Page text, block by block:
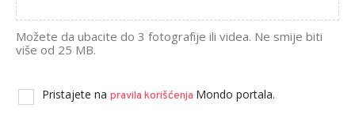
Možete da ubacite do 3 fotografije ili videa. Ne smije biti
više od 25 MB.
Pristajete na pravila korišćenja Mondo portala.